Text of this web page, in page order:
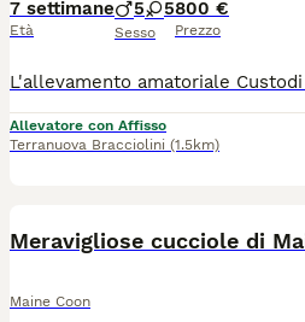
7 settimane
Età
5 5
Sesso
800 €
Prezzo
Allevatore con Affisso
Terranuova Bracciolini (1.5km)
Maine Coon